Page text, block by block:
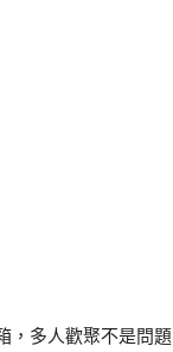
，多人歡聚不是問題